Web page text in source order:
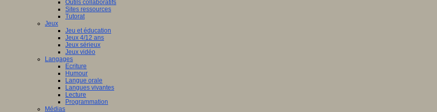
Outils collaboratifs
Sites ressources
Tutorat
Jeux
Jeu et éducation
Jeux 4/12 ans
Jeux sérieux
Jeux vidéo
Langages
Ecriture
Humour
Langue orale
Langues vivantes
Lecture
Programmation
Médias